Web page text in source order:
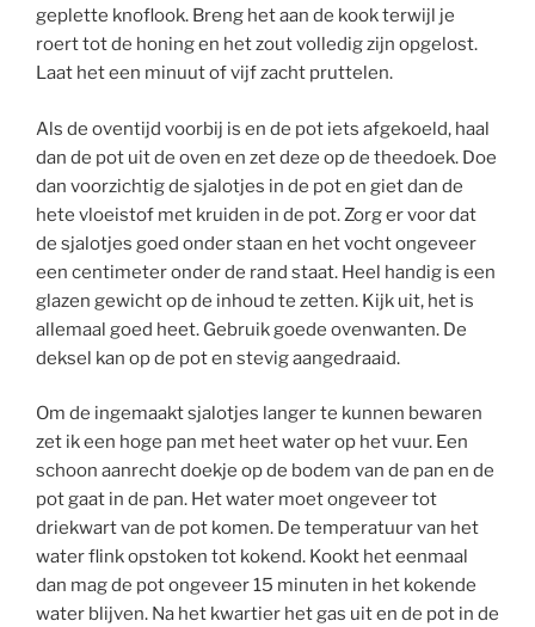
geplette knoflook. Breng het aan de kook terwijl je
roert tot de honing en het zout volledig zijn opgelost.
Laat het een minuut of vijf zacht pruttelen.
Als de oventijd voorbij is en de pot iets afgekoeld, haal
dan de pot uit de oven en zet deze op de theedoek. Doe
dan voorzichtig de sjalotjes in de pot en giet dan de
hete vloeistof met kruiden in de pot. Zorg er voor dat
de sjalotjes goed onder staan en het vocht ongeveer
een centimeter onder de rand staat. Heel handig is een
glazen gewicht op de inhoud te zetten. Kijk uit, het is
allemaal goed heet. Gebruik goede ovenwanten. De
deksel kan op de pot en stevig aangedraaid.
Om de ingemaakt sjalotjes langer te kunnen bewaren
zet ik een hoge pan met heet water op het vuur. Een
schoon aanrecht doekje op de bodem van de pan en de
pot gaat in de pan. Het water moet ongeveer tot
driekwart van de pot komen. De temperatuur van het
water flink opstoken tot kokend. Kookt het eenmaal
dan mag de pot ongeveer 15 minuten in het kokende
water blijven. Na het kwartier het gas uit en de pot in de